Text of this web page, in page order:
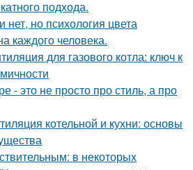
подхода.
нет, но психология цвета
каждого человека.
для газового котла: ключ к
- это не просто про стиль, а про
котельной и кухни: основы
в некоторых